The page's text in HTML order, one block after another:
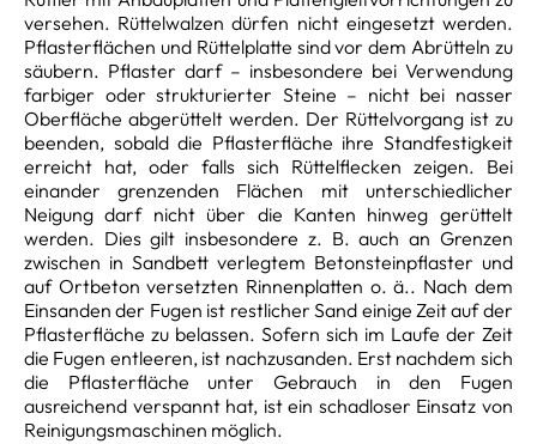
versehen. Rüttelwalzen dürfen nicht eingesetzt werden.
Pflasterflächen und Rüttelplatte sind vor dem Abrütteln zu
säubern. Pflaster darf – insbesondere bei Verwendung
farbiger oder strukturierter Steine – nicht bei nasser
Oberfläche abgerüttelt werden. Der Rüttelvorgang ist zu
beenden, sobald die Pflasterfläche ihre Standfestigkeit
erreicht hat, oder falls sich Rüttelflecken zeigen. Bei
einander grenzenden Flächen mit unterschiedlicher
Neigung darf nicht über die Kanten hinweg gerüttelt
werden. Dies gilt insbesondere z. B. auch an Grenzen
zwischen in Sandbett verlegtem Betonsteinpflaster und
auf Ortbeton versetzten Rinnenplatten o. ä.. Nach dem
Einsanden der Fugen ist restlicher Sand einige Zeit auf der
Pflasterfläche zu belassen. Sofern sich im Laufe der Zeit
die Fugen entleeren, ist nachzusanden. Erst nachdem sich
die Pflasterfläche unter Gebrauch in den Fugen
ausreichend verspannt hat, ist ein schadloser Einsatz von
Reinigungsmaschinen möglich.